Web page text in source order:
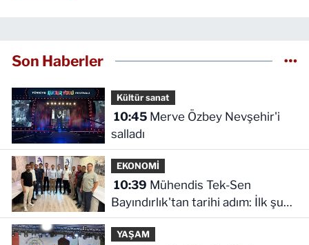
Son Haberler
Kültür sanat
10:45Merve Özbey Nevşehir'i
salladı
EKONOMİ
10:39
Bayındırlık'tan tarihi adım: İlk şube
Diyarbakır'da açıldı
YAŞAM